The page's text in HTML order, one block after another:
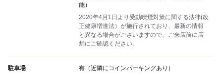
能）
2020年4月1日より受動喫煙対策に関する法律(改
正健康増進法）が施行されており、最新の情報
と異なる場合がございますので、ご来店前に店
舗にご確認ください。
駐車場 有（近隣にコインパーキングあり）